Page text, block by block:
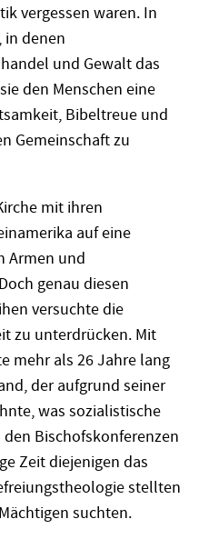
vergessen waren. In
in denen
und Gewalt das
den Menschen eine
Bibeltreue und
Gemeinschaft zu
mit ihren
auf eine
Armen und
genau diesen
versuchte die
zu unterdrücken. Mit
mehr als 26 Jahre lang
der aufgrund seiner
was sozialistische
Bischofskonferenzen
Zeit diejenigen das
stellten
suchten.